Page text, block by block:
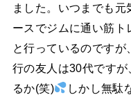
ました。いつまでも
ースでジムに通い筋ト
と行っているのです
行の友人は30代です
るか(笑)
しかし無駄